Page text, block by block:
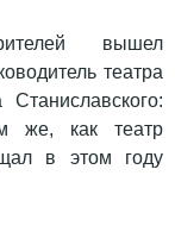
вышел
театра
же, как театр
в этом году